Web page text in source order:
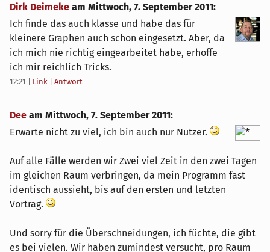
Dirk Deimeke am Mittwoch, 7. September 2011:
Ich finde das auch klasse und habe das für
kleinere Graphen auch schon eingesetzt. Aber, da
ich mich nie richtig eingearbeitet habe, erhoffe
ich mir reichlich Tricks.
12:21 Link Antwort
Dee am Mittwoch, 7. September 2011:
Erwarte nicht zu viel, ich bin auch nur Nutzer.
Auf alle Fälle werden wir Zwei viel Zeit in den zwei Tagen
im gleichen Raum verbringen, da mein Programm fast
identisch aussieht, bis auf den ersten und letzten
Vortrag.
Und sorry für die Überschneidungen, ich füchte, die gibt
es bei vielen. Wir haben zumindest versucht, pro Raum